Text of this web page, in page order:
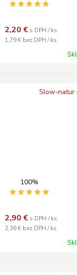
2,20 € s DPH / ks.
1,79 € bez DPH / ks.
Slow-natur
100%
2,90 € s DPH / ks.
2,36 € bez DPH / ks.